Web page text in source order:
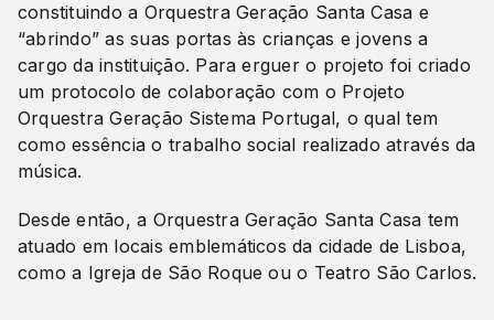
constituindo a Orquestra Geração Santa Casa e
“abrindo” as suas portas às crianças e jovens a
cargo da instituição. Para erguer o projeto foi criado
um protocolo de colaboração com o Projeto
Orquestra Geração Sistema Portugal, o qual tem
como essência o trabalho social realizado através da
música.
Desde então, a Orquestra Geração Santa Casa tem
atuado em locais emblemáticos da cidade de Lisboa,
como a Igreja de São Roque ou o Teatro São Carlos.